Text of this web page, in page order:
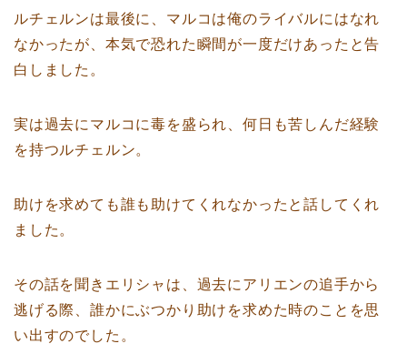
ルチェルンは最後に、マルコは俺のライバルにはなれ
なかったが、本気で恐れた瞬間が一度だけあったと告
白しました。
実は過去にマルコに毒を盛られ、何日も苦しんだ経験
を持つルチェルン。
助けを求めても誰も助けてくれなかったと話してくれ
ました。
その話を聞きエリシャは、過去にアリエンの追手から
逃げる際、誰かにぶつかり助けを求めた時のことを思
い出すのでした。